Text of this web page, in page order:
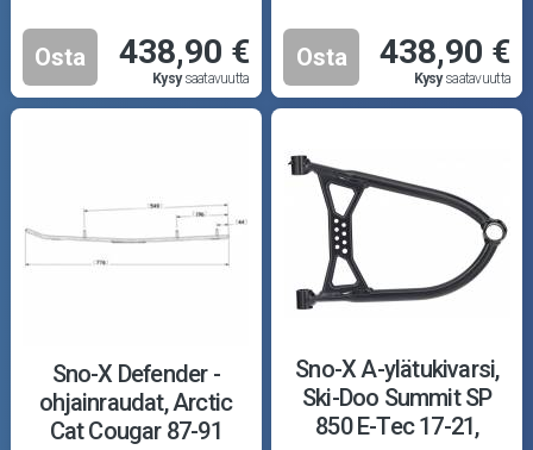
Osta 438,90 €
Kysysaatavuutta
Osta 438,90 €
Kysysaatavuutta
Sno-X Defender -
ohjainraudat, Arctic
Cat Cougar 87-91
Sno-X A-ylätukivarsi,
Ski-Doo Summit SP
850 E-Tec 17-21,